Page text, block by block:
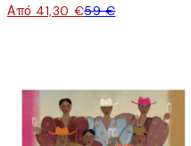
Από 41,30 €59 €